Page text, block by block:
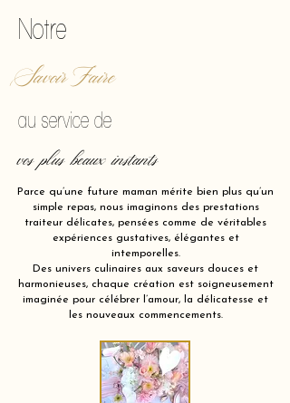
Notre
Savoir Faire
au service de
vos plus beaux instants
Parce qu’une future maman mérite bien plus qu’un
simple repas, nous imaginons des prestations
traiteur délicates, pensées comme de véritables
expériences gustatives, élégantes et
intemporelles.
Des univers culinaires aux saveurs douces et
harmonieuses, chaque création est soigneusement
imaginée pour célébrer l’amour, la délicatesse et
les nouveaux commencements.